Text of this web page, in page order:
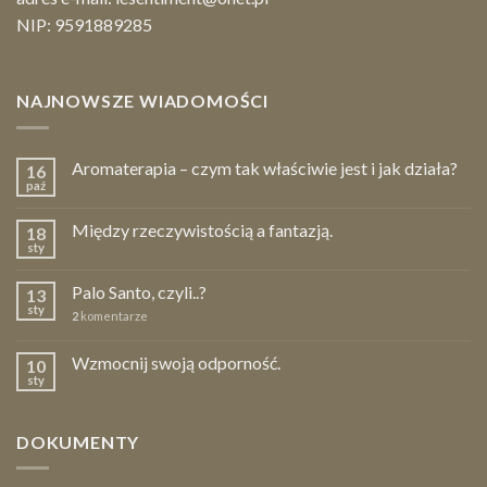
NIP: 9591889285
NAJNOWSZE WIADOMOŚCI
16
paź
Aromaterapia – czym tak właściwie jest i jak działa?
18
sty
Między rzeczywistością a fantazją.
13
sty
Palo Santo, czyli..?
2 komentarze
10
sty
Wzmocnij swoją odporność.
DOKUMENTY